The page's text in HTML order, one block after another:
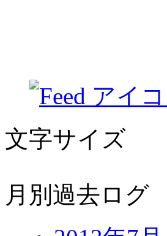
文字サイズ
月別過去ログ